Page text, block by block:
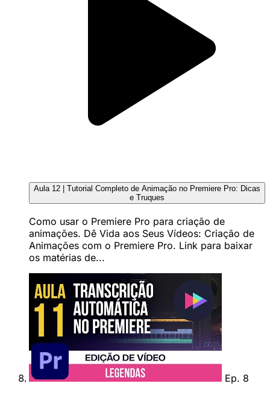
Aula 12 | Tutorial Completo de Animação no Premiere Pro: Dicas
e Truques
Como usar o Premiere Pro para criação de
animações. Dê Vida aos Seus Vídeos: Criação de
Animações com o Premiere Pro. Link para baixar
os matérias de...
Ep. 8